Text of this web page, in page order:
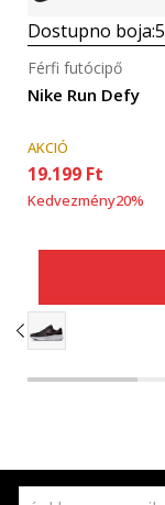
Dostupno boja:5
Nike Run Defy
Férfi futócipő
AKCIÓ
19.199 Ft
Kedvezmény20%